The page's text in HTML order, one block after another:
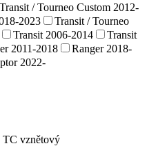
Transit / Tourneo Custom 2012-
2023
Transit / Tourneo
Transit 2006-2014
Transit
2011-2018
Ranger 2018-
2022-
TC vznětový